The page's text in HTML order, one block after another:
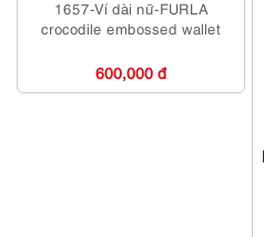
1657-Ví dài nữ-FURLA
crocodile embossed wallet
600,000 đ